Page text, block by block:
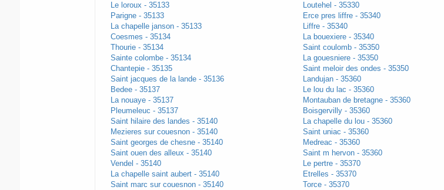
Le loroux - 35133
Parigne - 35133
La chapelle janson - 35133
Coesmes - 35134
Thourie - 35134
Sainte colombe - 35134
Chantepie - 35135
Saint jacques de la lande - 35136
Bedee - 35137
La nouaye - 35137
Pleumeleuc - 35137
Saint hilaire des landes - 35140
Mezieres sur couesnon - 35140
Saint georges de chesne - 35140
Saint ouen des alleux - 35140
Vendel - 35140
La chapelle saint aubert - 35140
Saint marc sur couesnon - 35140
Loutehel - 35330
Erce pres liffre - 35340
Liffre - 35340
La bouexiere - 35340
Saint coulomb - 35350
La gouesniere - 35350
Saint meloir des ondes - 35350
Landujan - 35360
Le lou du lac - 35360
Montauban de bretagne - 35360
Boisgervilly - 35360
La chapelle du lou - 35360
Saint uniac - 35360
Medreac - 35360
Saint m hervon - 35360
Le pertre - 35370
Etrelles - 35370
Torce - 35370